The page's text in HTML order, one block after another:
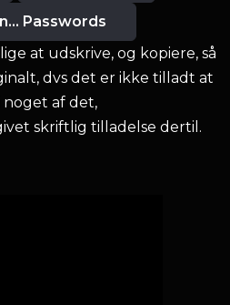
Passwords
at udskrive, og kopiere, så
dvs det er ikke tilladt at
noget af det,
skriftlig tilladelse dertil.